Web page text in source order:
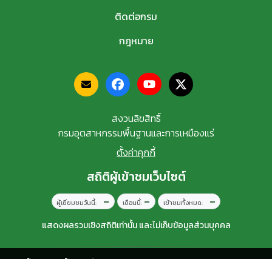
ติดต่อกรม
กฎหมาย
สงวนลิขสิทธิ์
กรมอุตสาหกรรมพื้นฐานและการเหมืองแร่
ตั้งค่าคุกกี้
สถิติผู้เข้าชมเว็บไซต์
ผู้เยี่ยมชมวันนี้: – เดือนนี้: – เข้าชมทั้งหมด: –
แสดงผลรวมเชิงสถิติเท่านั้น และไม่เก็บข้อมูลส่วนบุคคล